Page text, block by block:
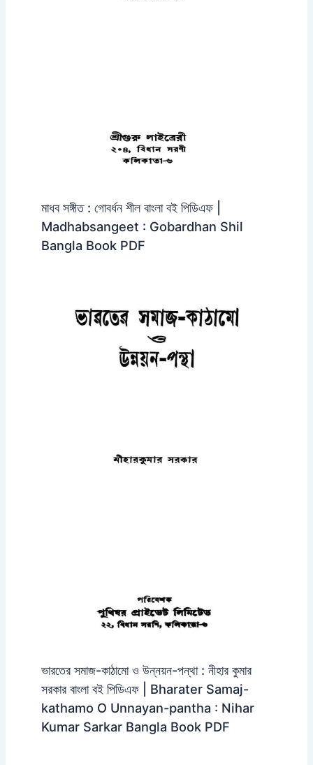
মাধব সঙ্গীত : গোবর্ধন শীল বাংলা বই পিডিএফ |
Madhabsangeet : Gobardhan Shil
Bangla Book PDF
ভারতের সমাজ-কাঠামো ও উন্নয়ন-পন্থা : নীহার কুমার
সরকার বাংলা বই পিডিএফ | Bharater Samaj-
kathamo O Unnayan-pantha : Nihar
Kumar Sarkar Bangla Book PDF